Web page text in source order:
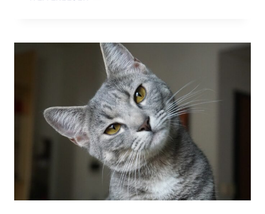
KATZEN
WARUM
WARME
TEMPERATUREN
MEIST
GUT
VERTRAGEN
WERDEN